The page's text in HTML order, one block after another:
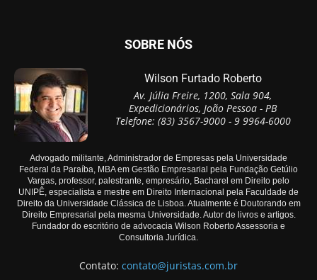
SOBRE NÓS
Wilson Furtado Roberto
Av. Júlia Freire, 1200, Sala 904,
Expedicionários, João Pessoa - PB
Telefone: (83) 3567-9000 - 9 9964-6000
Advogado militante, Administrador de Empresas pela Universidade
Federal da Paraíba, MBA em Gestão Empresarial pela Fundação Getúlio
Vargas, professor, palestrante, empresário, Bacharel em Direito pelo
UNIPÊ, especialista e mestre em Direito Internacional pela Faculdade de
Direito da Universidade Clássica de Lisboa. Atualmente é Doutorando em
Direito Empresarial pela mesma Universidade. Autor de livros e artigos.
Fundador do escritório de advocacia Wilson Roberto Assessoria e
Consultoria Jurídica.
Contato: contato@juristas.com.br